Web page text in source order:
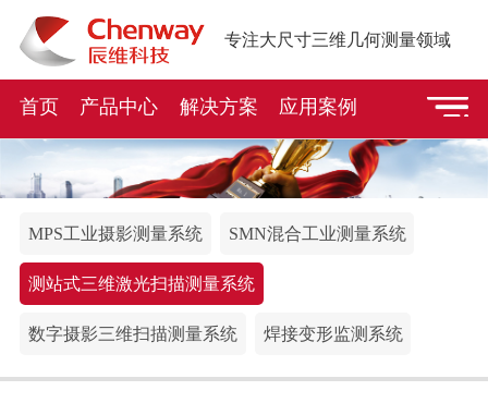
专注大尺寸三维几何测量领域
首页 产品中心 解决方案 应用案例
MPS工业摄影测量系统 SMN混合工业测量系统
测站式三维激光扫描测量系统
数字摄影三维扫描测量系统 焊接变形监测系统